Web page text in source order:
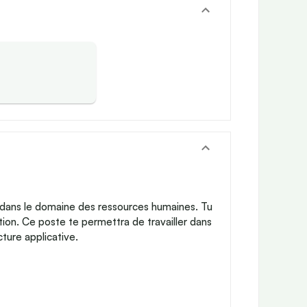
le domaine des ressources humaines. Tu
Ce poste te permettra de travailler dans
applicative.